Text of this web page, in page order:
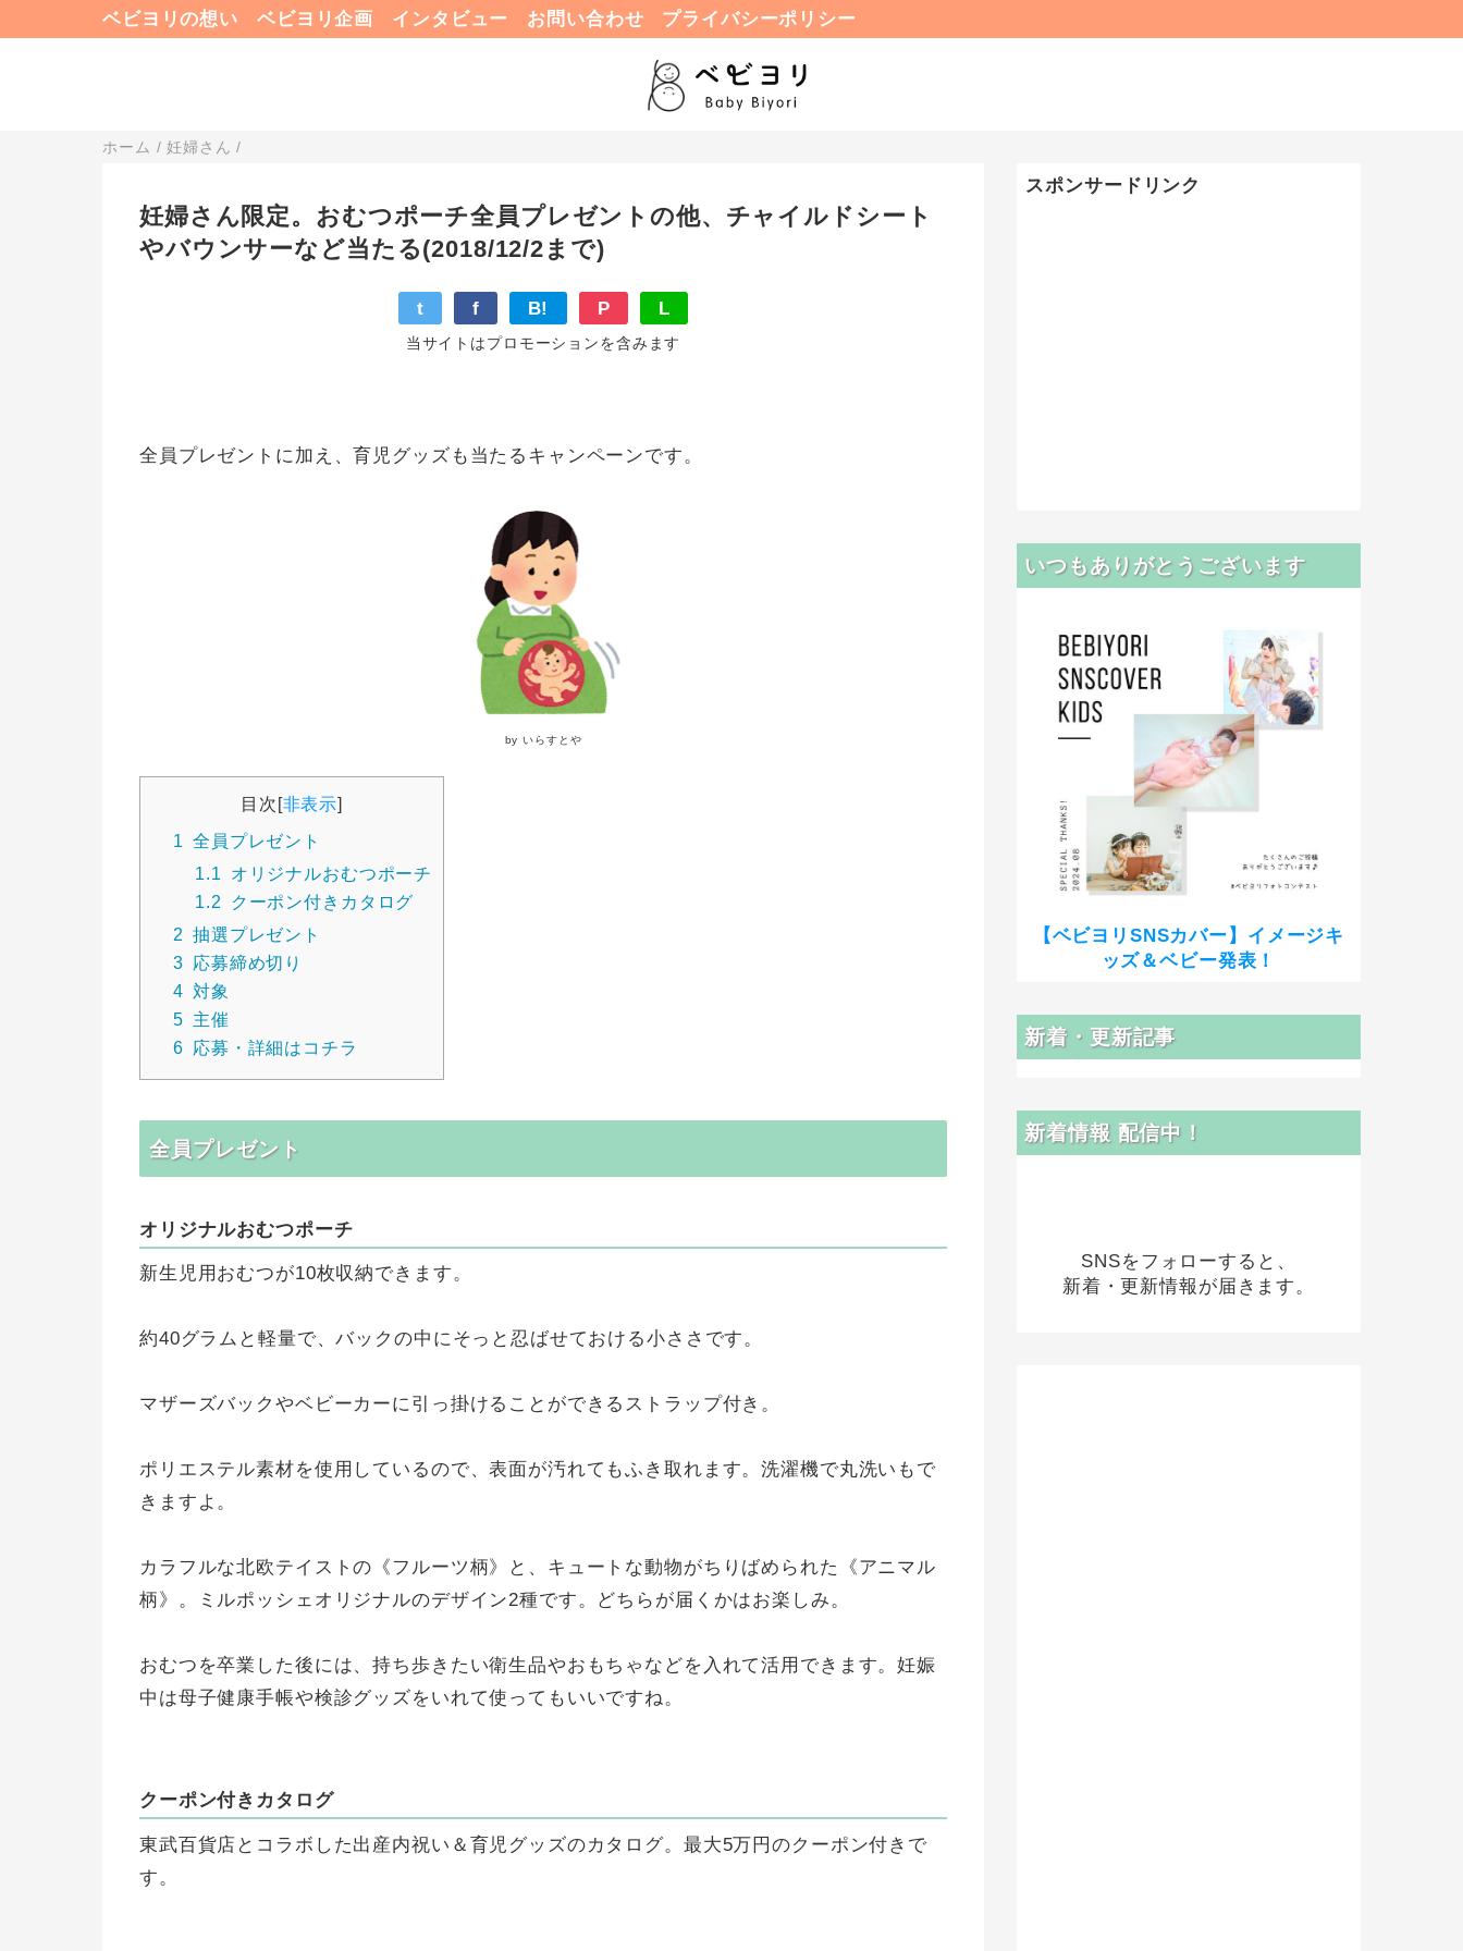
ベビヨリの想い ベビヨリ企画 インタビュー お問い合わせ プライバシーポリシー
ホーム /妊婦さん /
妊婦さん限定。おむつポーチ全員プレゼントの他、チャイルドシート
やバウンサーなど当たる(2018/12/2まで)
t f B! P L
当サイトはプロモーションを含みます
全員プレゼントに加え、育児グッズも当たるキャンペーンです。
by いらすとや
目次[非表示]
1 全員プレゼント
1.1
オリジナルおむつポーチ
1.2
クーポン付きカタログ
2 抽選プレゼント
3 応募締め切り
4 対象
5 主催
6 応募・詳細はコチラ
全員プレゼント
オリジナルおむつポーチ
新生児用おむつが10枚収納できます。
約40グラムと軽量で、バックの中にそっと忍ばせておける小ささです。
マザーズバックやベビーカーに引っ掛けることができるストラップ付き。
ポリエステル素材を使用しているので、表面が汚れてもふき取れます。洗濯機で丸洗いもで
きますよ。
カラフルな北欧テイストの《フルーツ柄》と、キュートな動物がちりばめられた《アニマル
柄》。ミルポッシェオリジナルのデザイン2種です。どちらが届くかはお楽しみ。
おむつを卒業した後には、持ち歩きたい衛生品やおもちゃなどを入れて活用できます。妊娠
中は母子健康手帳や検診グッズをいれて使ってもいいですね。
クーポン付きカタログ
東武百貨店とコラボした出産内祝い＆育児グッズのカタログ。最大5万円のクーポン付きで
す。
スポンサードリンク
いつもありがとうございます
【ベビヨリSNSカバー】イメージキ
ッズ＆ベビー発表！
新着・更新記事
新着情報 配信中！
SNSをフォローすると、
新着・更新情報が届きます。